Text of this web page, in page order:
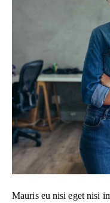
Mauris eu nisi eget nisi